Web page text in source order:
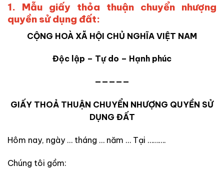
1. Mẫu giấy thỏa thuận chuyển nhượng
quyền sử dụng đất:
CỘNG HOÀ XÃ HỘI CHỦ NGHĨA VIỆT NAM
Độc lập – Tự do – Hạnh phúc
—————
GIẤY THOẢ THUẬN CHUYỂN NHƯỢNG QUYỀN SỬ
DỤNG ĐẤT
Hôm nay, ngày … tháng … năm … Tại ……….
Chúng tôi gồm: